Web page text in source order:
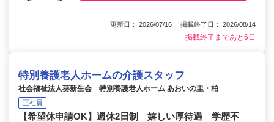
更新日： 2026/07/16 掲載終了日： 2026/08/14
掲載終了まであと6日
特別養護老人ホームの介護スタッフ
社会福祉法人葵新生会 特別養護老人ホーム あおいの里・柏
正社員
【希望休申請OK】週休2日制 嬉しい厚待遇 学歴不